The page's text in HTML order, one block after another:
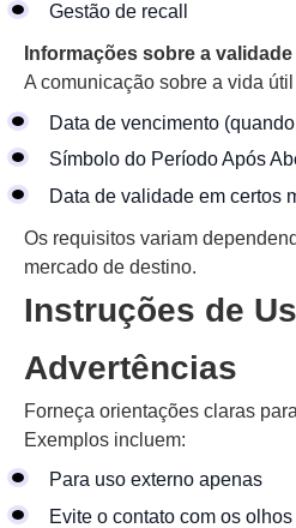
Gestão de recall
Informações sobre a validade
A comunicação sobre a vida
Data de vencimento
Símbolo do Período Após
Data de validade em certos
Os requisitos variam
mercado de destino.
Instruções de
Advertências
Forneça orientações claras
Exemplos incluem:
Para uso externo apenas
Evite o contato com os olhos